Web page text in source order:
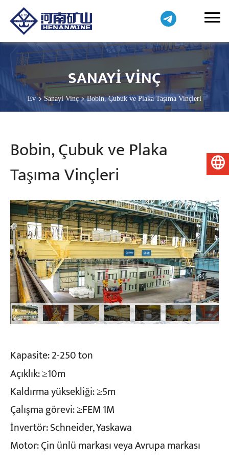
SANAYI VINÇ
Ev Sanayi Vinç Bobin, Çubuk ve Plaka Taşıma Vinçleri
Bobin, Çubuk ve Plaka
Taşıma Vinçleri
Kapasite: 2-250 ton
Açıklık: ≥10m
Kaldırma yüksekliği: ≥5m
Çalışma görevi: ≥FEM 1M
İnvertör: Schneider, Yaskawa
Motor: Çin ünlü markası veya Avrupa markası
Türkçe